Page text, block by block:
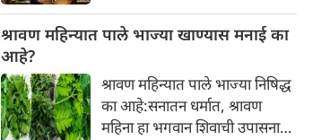
नकारात्मक परिणाम होऊ शकतो.
होते, ज्यामुळे निस्तेजपणा, मुरुमे
आणि ब्लॅकहेड्स यांसारख्या समस्या
निर्माण होतात.
श्रावण महिन्यात पाले भाज्या खाण्यास मनाई का
आहे?
श्रावण महिन्यात पाले भाज्या निषिद्ध
का आहे:सनातन धर्मात, श्रावण
महिना हा भगवान शिवाची उपासना